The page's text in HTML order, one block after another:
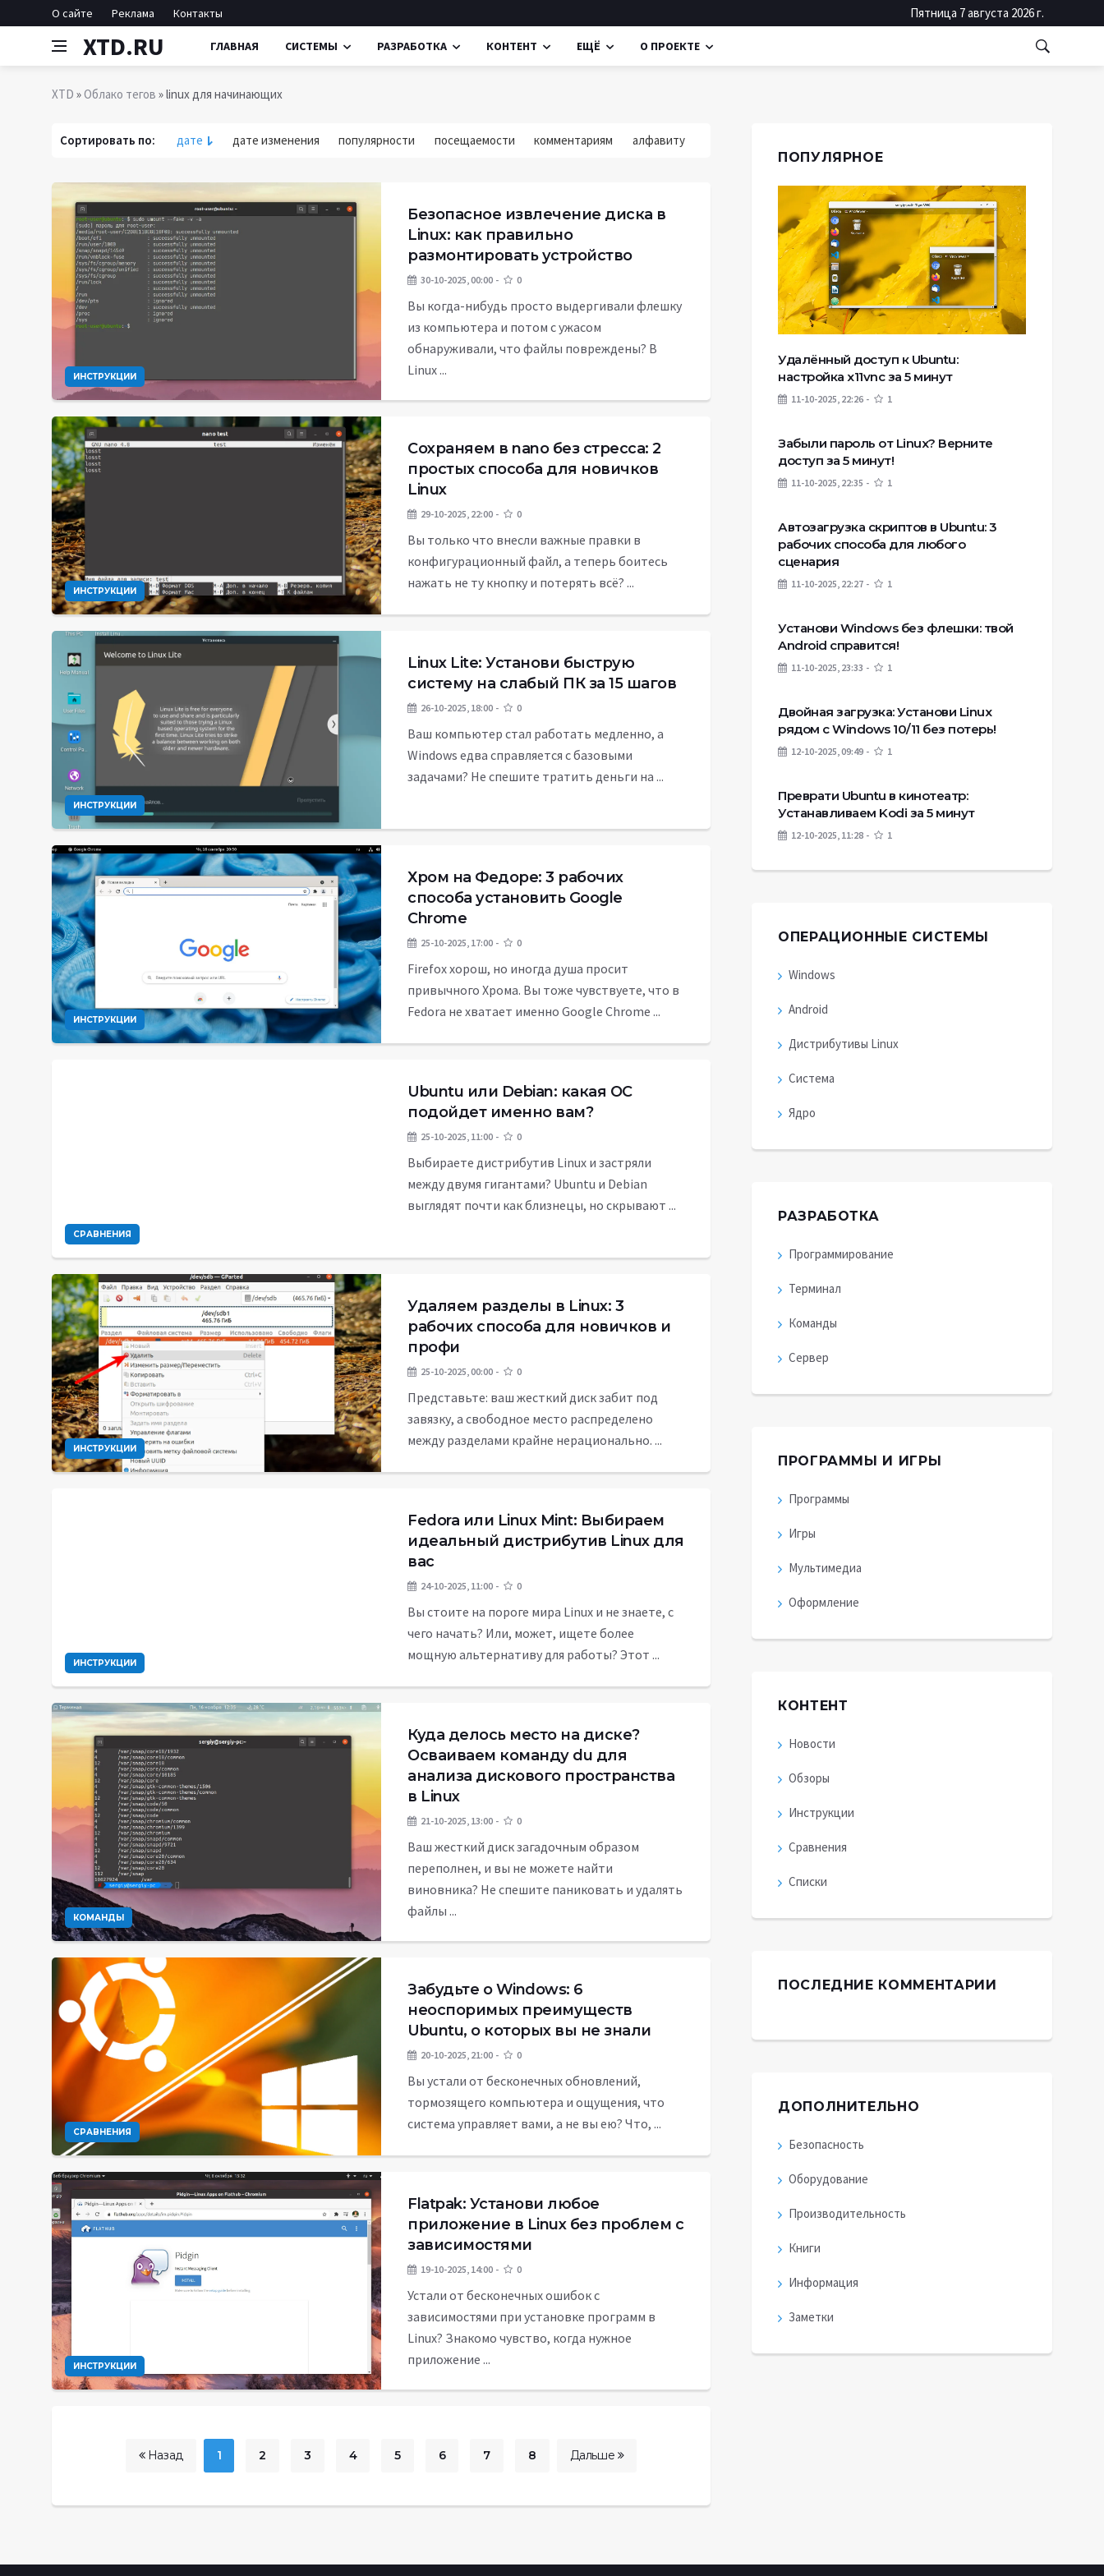
О сайте Реклама Контакты Пятница 7 августа 2026 г.
XTD.RU ГЛАВНАЯ СИСТЕМЫ РАЗРАБОТКА КОНТЕНТ ЕЩЁ О ПРОЕКТЕ
XTD »Облако тегов » linux для начинающих
Сортировать по: дате дате изменения популярности посещаемости комментариям алфавиту
ИНСТРУКЦИИ
Безопасное извлечение диска в
Linux: как правильно
размонтировать устройство
30-10-2025, 00:00 0
Вы когда-нибудь просто выдергивали флешку
из компьютера и потом с ужасом
обнаруживали, что файлы повреждены? В
Linux ...
ИНСТРУКЦИИ
Сохраняем в nano без стресса: 2
простых способа для новичков
Linux
29-10-2025, 22:00 0
Вы только что внесли важные правки в
конфигурационный файл, а теперь боитесь
нажать не ту кнопку и потерять всё? ...
ИНСТРУКЦИИ
Linux Lite: Установи быструю
систему на слабый ПК за 15 шагов
26-10-2025, 18:00 0
Ваш компьютер стал работать медленно, а
Windows едва справляется с базовыми
задачами? Не спешите тратить деньги на ...
ИНСТРУКЦИИ
Хром на Федоре: 3 рабочих
способа установить Google
Chrome
25-10-2025, 17:00 0
Firefox хорош, но иногда душа просит
привычного Хрома. Вы тоже чувствуете, что в
Fedora не хватает именно Google Chrome ...
СРАВНЕНИЯ
Ubuntu или Debian: какая ОС
подойдет именно вам?
25-10-2025, 11:00 0
Выбираете дистрибутив Linux и застряли
между двумя гигантами? Ubuntu и Debian
выглядят почти как близнецы, но скрывают ...
ИНСТРУКЦИИ
Удаляем разделы в Linux: 3
рабочих способа для новичков и
профи
25-10-2025, 00:00 0
Представьте: ваш жесткий диск забит под
завязку, а свободное место распределено
между разделами крайне нерационально. ...
ИНСТРУКЦИИ
Fedora или Linux Mint: Выбираем
идеальный дистрибутив Linux для
вас
24-10-2025, 11:00 0
Вы стоите на пороге мира Linux и не знаете, с
чего начать? Или, может, ищете более
мощную альтернативу для работы? Этот ...
КОМАНДЫ
Куда делось место на диске?
Осваиваем команду du для
анализа дискового пространства
в Linux
21-10-2025, 13:00 0
Ваш жесткий диск загадочным образом
переполнен, и вы не можете найти
виновника? Не спешите паниковать и удалять
файлы ...
СРАВНЕНИЯ
Забудьте о Windows: 6
неоспоримых преимуществ
Ubuntu, о которых вы не знали
20-10-2025, 21:00 0
Вы устали от бесконечных обновлений,
тормозящего компьютера и ощущения, что
система управляет вами, а не вы ею? Что, ...
ИНСТРУКЦИИ
Flatpak: Установи любое
приложение в Linux без проблем с
зависимостями
19-10-2025, 14:00 0
Устали от бесконечных ошибок с
зависимостями при установке программ в
Linux? Знакомо чувство, когда нужное
приложение ...
Назад 1 2 3 4 5 6 7 8 Дальше
ПОПУЛЯРНОЕ
Удалённый доступ к Ubuntu:
настройка x11vnc за 5 минут
11-10-2025, 22:26 1
Забыли пароль от Linux? Верните
доступ за 5 минут!
11-10-2025, 22:35 1
Автозагрузка скриптов в Ubuntu: 3
рабочих способа для любого
сценария
11-10-2025, 22:27 1
Установи Windows без флешки: твой
Android справится!
11-10-2025, 23:33 1
Двойная загрузка: Установи Linux
рядом с Windows 10/11 без потерь!
12-10-2025, 09:49 1
Преврати Ubuntu в кинотеатр:
Устанавливаем Kodi за 5 минут
12-10-2025, 11:28 1
ОПЕРАЦИОННЫЕ СИСТЕМЫ
Windows
Android
Дистрибутивы Linux
Система
Ядро
РАЗРАБОТКА
Программирование
Терминал
Команды
Сервер
ПРОГРАММЫ И ИГРЫ
Программы
Игры
Мультимедиа
Оформление
КОНТЕНТ
Новости
Обзоры
Инструкции
Сравнения
Списки
ПОСЛЕДНИЕ КОММЕНТАРИИ
ДОПОЛНИТЕЛЬНО
Безопасность
Оборудование
Производительность
Книги
Информация
Заметки